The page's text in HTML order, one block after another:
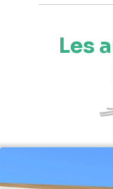
Les